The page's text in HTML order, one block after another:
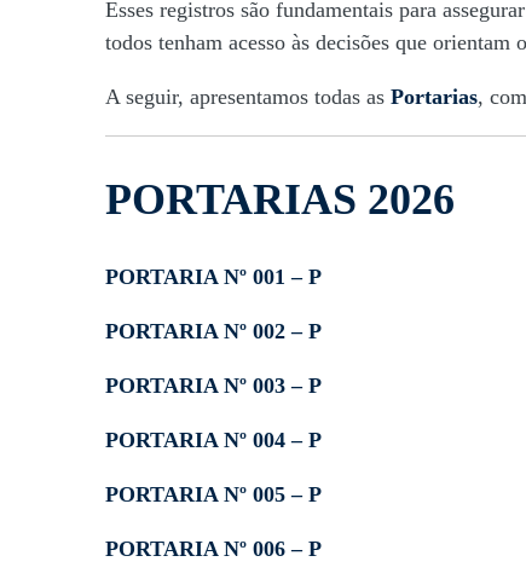
Esses registros são fundamentais para
todos tenham acesso às decisões que orientam
A seguir, apresentamos todas as Portarias,
PORTARIAS 2026
PORTARIA Nº 001 – P
PORTARIA Nº 002 – P
PORTARIA Nº 003 – P
PORTARIA Nº 004 – P
PORTARIA Nº 005 – P
PORTARIA Nº 006 – P